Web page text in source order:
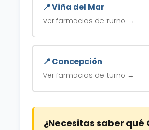
📍 Viña del Mar
Ver farmacias de turno →
📍 Concepción
Ver farmacias de turno →
¿Necesitas saber qué